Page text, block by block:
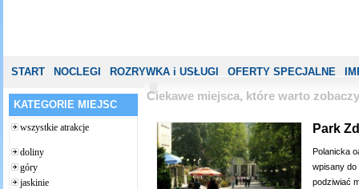
START NOCLEGI ROZRYWKA i USŁUGI OFERTY SPECJALNE
KATEGORIE MIEJSC
wszystkie atrakcje
doliny
góry
jaskinie
Ciekawe miejsca, które warto
Park
Polanicka
wpisany do
podziwiać